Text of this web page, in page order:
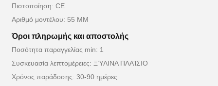
Πιστοποίηση: CE
Αριθμό μοντέλου: 55 MM
Όροι πληρωμής και αποστολής
Ποσότητα παραγγελίας min: 1
Συσκευασία λεπτομέρειες: ΞΎΛΙΝΑ ΠΛΑΊΣΙΟ
Χρόνος παράδοσης: 30-90 ημέρες